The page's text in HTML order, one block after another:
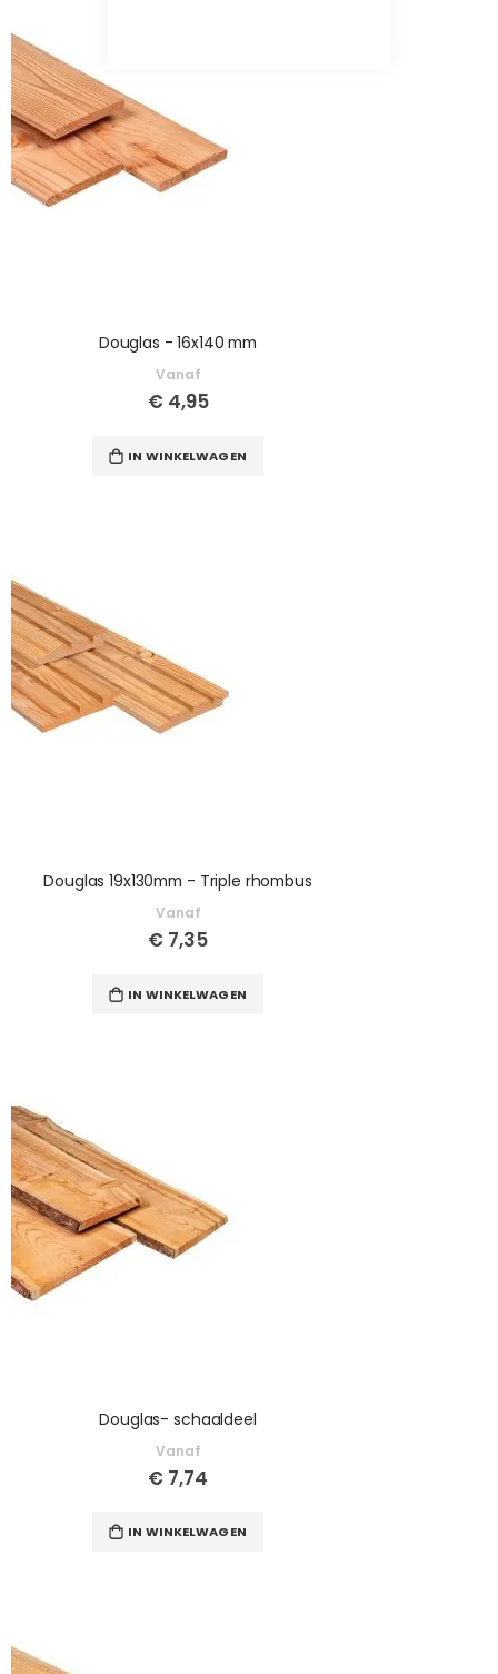
Douglas - 16x140 mm
Vanaf
€ 4,95
IN WINKELWAGEN
Douglas 19x130mm - Triple rhombus
Vanaf
€ 7,35
IN WINKELWAGEN
Douglas- schaaldeel
Vanaf
€ 7,74
IN WINKELWAGEN